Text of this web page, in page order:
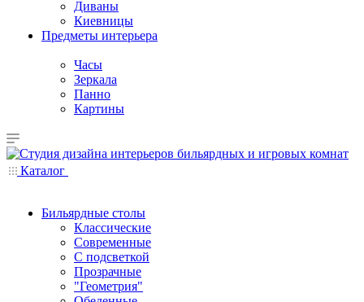
Диваны
Киевницы
Предметы интерьера
Часы
Зеркала
Панно
Картины
Каталог
Бильярдные столы
Классические
Современные
С подсветкой
Прозрачные
"Геометрия"